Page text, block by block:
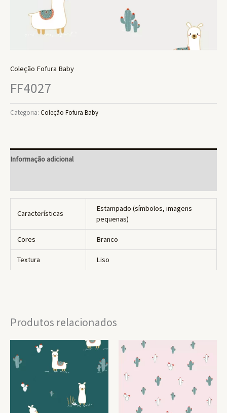
Coleção Fofura Baby
FF4027
Categoria: Coleção Fofura Baby
Informação adicional
Características
Estampado (símbolos, imagens
pequenas)
Cores Branco
Textura Liso
Produtos relacionados